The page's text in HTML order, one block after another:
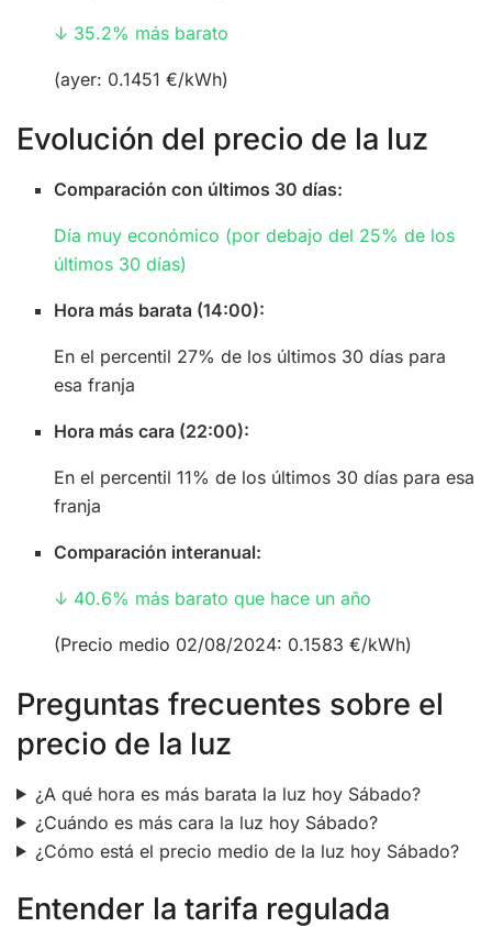
↓ 35.2% más barato
(ayer: 0.1451 €/kWh)
Evolución del precio de la luz
Comparación con últimos 30 días:
Día muy económico (por debajo del 25% de los
últimos 30 días)
Hora más barata (14:00):
En el percentil 27% de los últimos 30 días para
esa franja
Hora más cara (22:00):
En el percentil 11% de los últimos 30 días para esa
franja
Comparación interanual:
↓ 40.6% más barato que hace un año
(Precio medio 02/08/2024: 0.1583 €/kWh)
Preguntas frecuentes sobre el
precio de la luz
¿A qué hora es más barata la luz hoy Sábado?
¿Cuándo es más cara la luz hoy Sábado?
¿Cómo está el precio medio de la luz hoy Sábado?
Entender la tarifa regulada